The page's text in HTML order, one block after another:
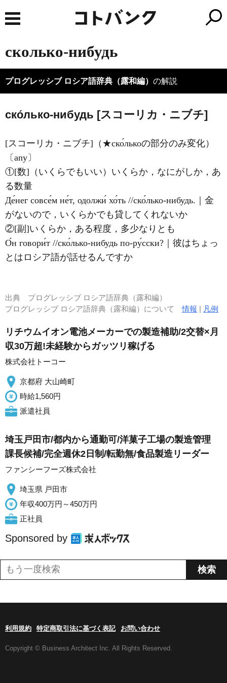
сколько-нибудь
プログレッシブ ロシア語辞典（露和編） の解説
ско́лько-нибудь [スコーリカ・ニブチ]
[スコーリカ・ニブチ]（★ско́лькоの部分のみ変化）
〔any〕
①[数]（いくらでもいい）いくらか，なにがしか，あ
る数量
Де́нег совсе́м не́т, одолжи́ хо́ть //ско́лько-нибудь.｜金
がないので，いくらかでも貸してくれないか
②[副]いくらか，ある程度，多少なりとも
О́н говори́т //ско́лько-нибудь по-ру́сски?｜彼はちょっ
とはロシア語が話せるんですか
出典 プログレッシブ ロシア語辞典（露和編）
プログレッシブ ロシア語辞典（露和編）について情報 | 凡例
リチウムイオン電池メーカーでの製造補助/2交替×月
収30万超!未経験からガッツリ稼げる
株式会社トーコー
京都府 大山崎町
時給1,560円
派遣社員
埼玉戸田市/都内から通勤可/洋菓子工場の製造管理
課長候補/完全週休2日制/転勤無/食品製造リーダー
ファンシーフーズ株式会社
埼玉県 戸田市
年収400万円～450万円
正社員
Sponsored by
利用規約 特定商取引法に基づく表記 お問い合わせ
Copyright © Business Architect Inc. All Rights Reserved.